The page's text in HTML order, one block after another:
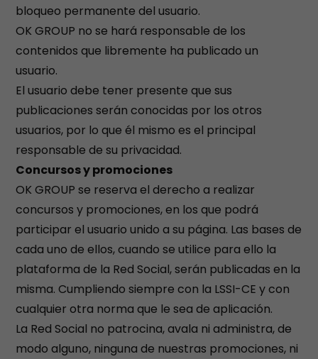
bloqueo permanente del usuario.
OK GROUP no se hará responsable de los
contenidos que libremente ha publicado un
usuario.
El usuario debe tener presente que sus
publicaciones serán conocidas por los otros
usuarios, por lo que él mismo es el principal
responsable de su privacidad.
Concursos y promociones
OK GROUP se reserva el derecho a realizar
concursos y promociones, en los que podrá
participar el usuario unido a su página. Las bases de
cada uno de ellos, cuando se utilice para ello la
plataforma de la Red Social, serán publicadas en la
misma. Cumpliendo siempre con la LSSI-CE y con
cualquier otra norma que le sea de aplicación.
La Red Social no patrocina, avala ni administra, de
modo alguno, ninguna de nuestras promociones, ni